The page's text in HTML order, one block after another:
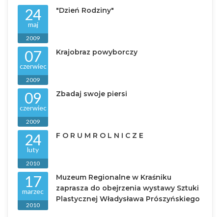
24
maj
2009
"Dzień Rodziny"
07
czerwiec
2009
Krajobraz powyborczy
09
czerwiec
2009
Zbadaj swoje piersi
24
luty
2010
F O R U M R O L N I C Z E
17
marzec
2010
Muzeum Regionalne w Kraśniku
zaprasza do obejrzenia wystawy Sztuki
Plastycznej Władysława Prószyńskiego